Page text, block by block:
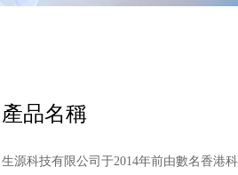
產品名稱
生源科技有限公司于2014年前由數名香港